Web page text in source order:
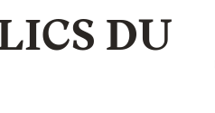
DU